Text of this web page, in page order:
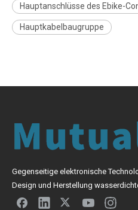
Hauptanschlüsse des Ebike-
Hauptkabelbaugruppe
Gegenseitige elektronische
Design und Herstellung